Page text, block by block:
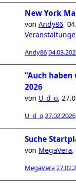
New York
von Andy86,
Andy86
"Auch
2026
von U_d_o,
U_d_o
Suche
von MegaVera,
MegaVera